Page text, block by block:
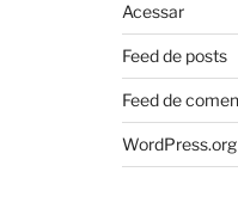
Acessar
Feed de posts
Feed de
WordPress.org